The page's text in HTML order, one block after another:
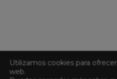
Utilizamos cookies para
web.